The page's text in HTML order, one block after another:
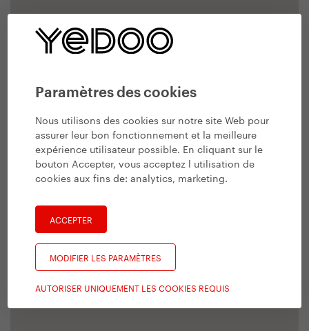
Paramètres des cookies
Nous utilisons des cookies sur notre site Web pour
assurer leur bon fonctionnement et la meilleure
expérience utilisateur possible. En cliquant sur le
bouton Accepter, vous acceptez l utilisation de
cookies aux fins de:analytics, marketing.
ACCEPTER
MODIFIER LES PARAMÈTRES
AUTORISER UNIQUEMENT LES COOKIES REQUIS